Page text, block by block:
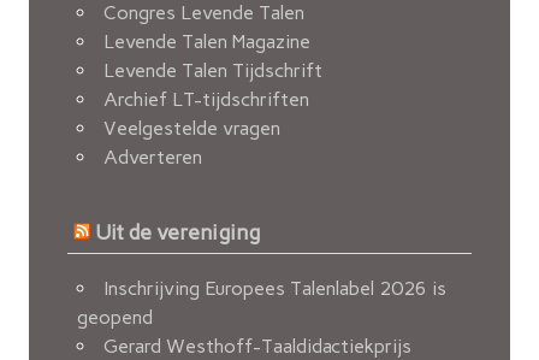
Congres Levende Talen
Levende Talen Magazine
Levende Talen Tijdschrift
Archief LT-tijdschriften
Veelgestelde vragen
Adverteren
Uit de vereniging
Inschrijving Europees Talenlabel 2026 is
geopend
Gerard Westhoff-Taaldidactiekprijs